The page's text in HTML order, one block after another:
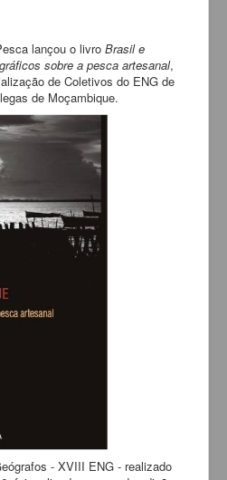
lançou o livro Brasil e
sobre a pesca artesanal,
de Coletivos do ENG de
de Moçambique.
- XVIII ENG - realizado